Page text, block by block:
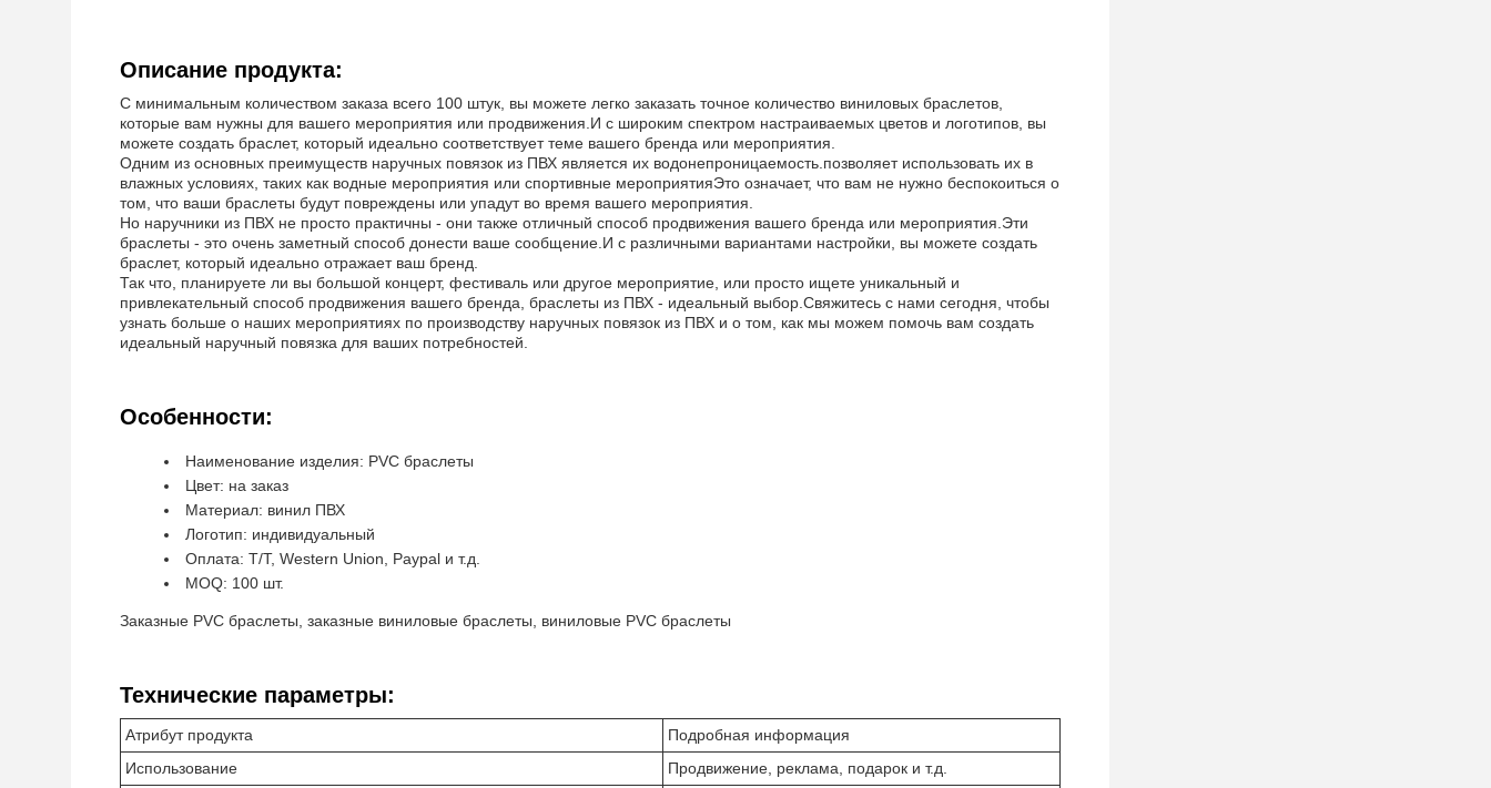
Описание продукта:
С минимальным количеством заказа всего 100 штук, вы можете легко заказать точное количество виниловых браслетов,
которые вам нужны для вашего мероприятия или продвижения.И с широким спектром настраиваемых цветов и логотипов, вы
можете создать браслет, который идеально соответствует теме вашего бренда или мероприятия.
Одним из основных преимуществ наручных повязок из ПВХ является их водонепроницаемость.позволяет использовать их в
влажных условиях, таких как водные мероприятия или спортивные мероприятияЭто означает, что вам не нужно беспокоиться о
том, что ваши браслеты будут повреждены или упадут во время вашего мероприятия.
Но наручники из ПВХ не просто практичны - они также отличный способ продвижения вашего бренда или мероприятия.Эти
браслеты - это очень заметный способ донести ваше сообщение.И с различными вариантами настройки, вы можете создать
браслет, который идеально отражает ваш бренд.
Так что, планируете ли вы большой концерт, фестиваль или другое мероприятие, или просто ищете уникальный и
привлекательный способ продвижения вашего бренда, браслеты из ПВХ - идеальный выбор.Свяжитесь с нами сегодня, чтобы
узнать больше о наших мероприятиях по производству наручных повязок из ПВХ и о том, как мы можем помочь вам создать
идеальный наручный повязка для ваших потребностей.
Особенности:
Наименование изделия: PVC браслеты
Цвет: на заказ
Материал: винил ПВХ
Логотип: индивидуальный
Оплата: T/T, Western Union, Paypal и т.д.
MOQ: 100 шт.
Заказные PVC браслеты, заказные виниловые браслеты, виниловые PVC браслеты
Технические параметры:
Атрибут продукта
Подробная информация
Использование
Продвижение, реклама, подарок и т.д.